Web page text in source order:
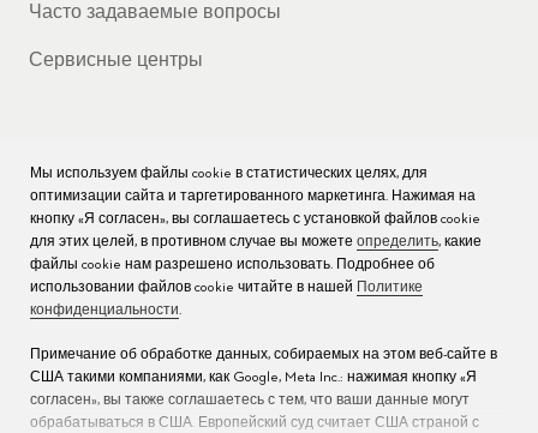
Часто задаваемые вопросы
Сервисные центры
КОМПАНИЯ
Вакансии
Пресс
Мы используем файлы cookie в статистических целях, для
оптимизации сайта и таргетированного маркетинга. Нажимая на
кнопку «Я согласен», вы соглашаетесь с установкой файлов cookie
для этих целей, в противном случае вы можете определить, какие
файлы cookie нам разрешено использовать. Подробнее об
использовании файлов cookie читайте в нашей
Политике
конфиденциальности.
Примечание об обработке данных, собираемых на этом веб-сайте в
США такими компаниями, как Google, Meta Inc.: нажимая кнопку «Я
согласен», вы также соглашаетесь с тем, что ваши данные могут
обрабатываться в США. Европейский суд считает США страной с